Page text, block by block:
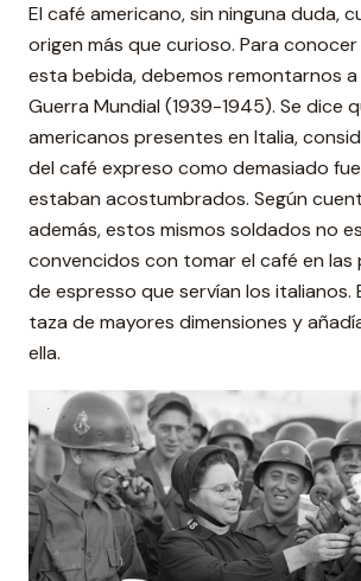
El café americano, sin ninguna duda,
origen más que curioso. Para
esta bebida, debemos remontarnos a
Guerra Mundial (1939-1945). Se dice
americanos presentes en Italia,
del café expreso como demasiado
estaban acostumbrados. Según
además, estos mismos soldados no
convencidos con tomar el café en las
de espresso que servían los italianos.
taza de mayores dimensiones y
ella.